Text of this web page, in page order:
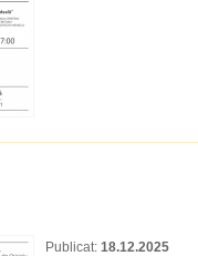
Publicat: 18.12.2025